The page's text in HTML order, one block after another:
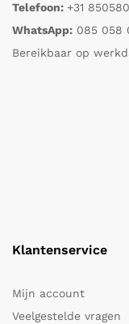
Telefoon: +31
WhatsApp: 085 058
Bereikbaar op
Klantenservice
Mijn account
Veelgestelde vragen